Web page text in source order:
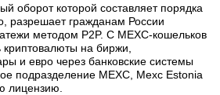
оборот которой составляет порядка
разрешает гражданам России
методом P2P. С MEXC-кошельков
криптовалюты на биржи,
и евро через банковские системы
подразделение MEXC, Mexc Estonia
лицензию.